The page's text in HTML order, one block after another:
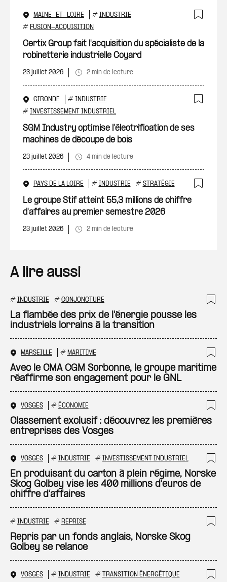
MAINE-ET-LOIRE # INDUSTRIE
# FUSION-ACQUISITION
Certix Group fait l'acquisition du spécialiste de la
robinetterie industrielle Coyard
23 juillet 2026 2 min de lecture
GIRONDE # INDUSTRIE
# INVESTISSEMENT INDUSTRIEL
SGM Industry optimise l’électrification de ses
machines de découpe de bois
23 juillet 2026 4 min de lecture
PAYS DE LA LOIRE # INDUSTRIE # STRATÉGIE
Le groupe Stif atteint 55,3 millions de chiffre
d'affaires au premier semestre 2026
23 juillet 2026 2 min de lecture
A lire aussi
# INDUSTRIE # CONJONCTURE
La flambée des prix de l'énergie pousse les
industriels lorrains à la transition
MARSEILLE # MARITIME
Avec le CMA CGM Sorbonne, le groupe maritime
réaffirme son engagement pour le GNL
VOSGES # ÉCONOMIE
Classement exclusif : découvrez les premières
entreprises des Vosges
VOSGES # INDUSTRIE # INVESTISSEMENT INDUSTRIEL
En produisant du carton à plein régime, Norske
Skog Golbey vise les 400 millions d’euros de
chiffre d’affaires
# INDUSTRIE # REPRISE
Repris par un fonds anglais, Norske Skog
Golbey se relance
VOSGES # INDUSTRIE # TRANSITION ÉNERGÉTIQUE